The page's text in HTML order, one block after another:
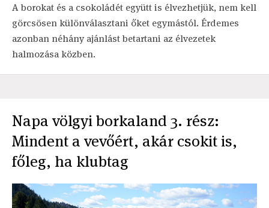
A borokat és a csokoládét együtt is élvezhetjük, nem kell
görcsösen különválasztani őket egymástól. Érdemes
azonban néhány ajánlást betartani az élvezetek
halmozása közben.
Napa völgyi borkaland 3. rész:
Mindent a vevőért, akár csokit is,
főleg, ha klubtag